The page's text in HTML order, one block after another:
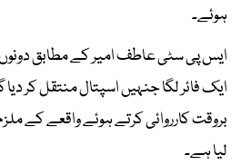
ہوئے۔
ایس پی سٹی عاطف امیر کے مطابق
ایک فائر لگا جنہیں اسپتال منتقل کر دیا
بروقت کارروائی کرتے ہوئے واقعے کے
لیا ہے۔